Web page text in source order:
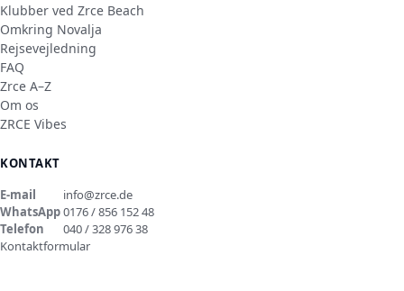
Klubber ved Zrce Beach
Omkring Novalja
Rejsevejledning
FAQ
Zrce A–Z
Om os
ZRCE Vibes
KONTAKT
E-mail
info@zrce.de
WhatsApp0176 / 856 152 48
Telefon
040 / 328 976 38
Kontaktformular